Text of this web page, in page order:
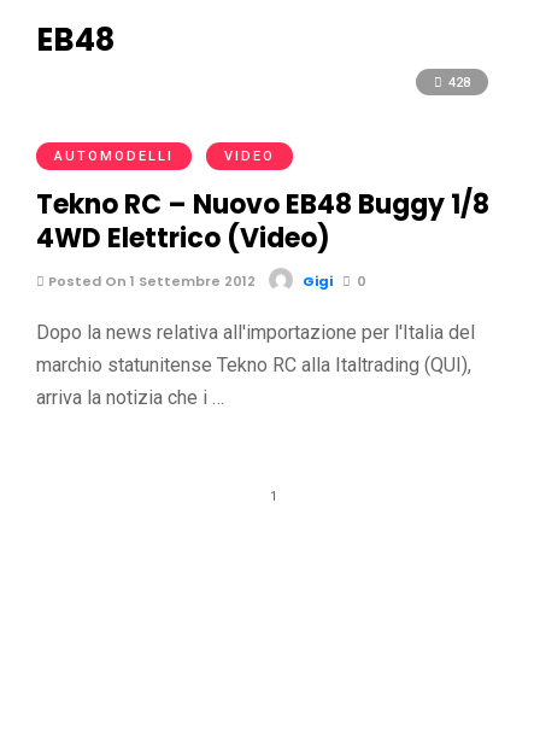
EB48
428
AUTOMODELLI VIDEO
Tekno RC – Nuovo EB48 Buggy 1/8
4WD Elettrico (Video)
Posted On 1 Settembre 2012 Gigi 0
Dopo la news relativa all'importazione per l'Italia del
marchio statunitense Tekno RC alla Italtrading (QUI),
arriva la notizia che i …
1